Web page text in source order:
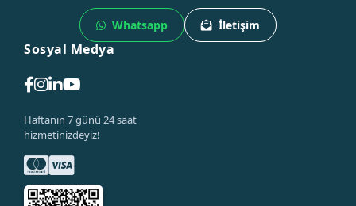
Whatsapp İletişim
Sosyal Medya
Haftanın 7 günü 24 saat
hizmetinizdeyiz!